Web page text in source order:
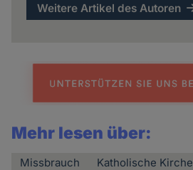
Weitere Artikel des Autoren
Mehr lesen über:
Missbrauch Katholische Kirche